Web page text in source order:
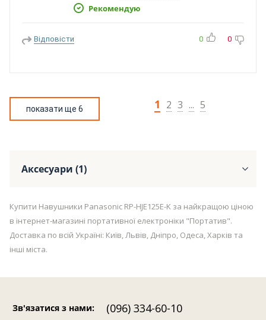
Рекомендую
Відповісти 0 0
показати ще 6 1 2 3 ... 5
Аксесуари (1)
Купити Навушники Panasonic RP-HJE125E-K за найкращою ціною
в інтернет-магазині портативної електроніки "Портатив".
Доставка по всій Україні: Київ, Львів, Дніпро, Одеса, Харків та
інші міста.
Зв'язатися з нами:
(096) 334-60-10